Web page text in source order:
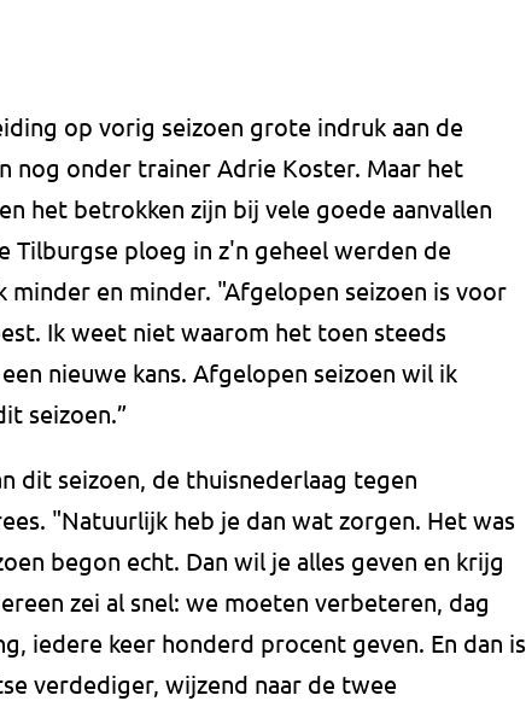
op vorig seizoen grote indruk aan de
nog onder trainer Adrie Koster. Maar het
het betrokken zijn bij vele goede aanvallen
Tilburgse ploeg in z'n geheel werden de
minder en minder. "Afgelopen seizoen is voor
Ik weet niet waarom het toen steeds
nieuwe kans. Afgelopen seizoen wil ik
seizoen.”
dit seizoen, de thuisnederlaag tegen
"Natuurlijk heb je dan wat zorgen. Het was
begon echt. Dan wil je alles geven en krijg
zei al snel: we moeten verbeteren, dag
iedere keer honderd procent geven. En dan is
verdediger, wijzend naar de twee